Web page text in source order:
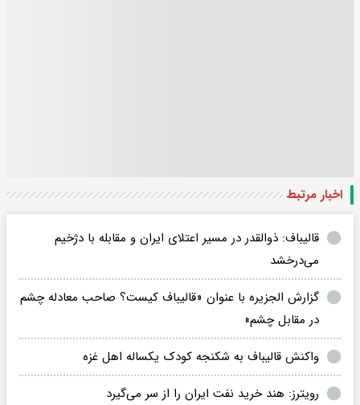
اخبار مرتبط
قالیباف: ذوالقدر در مسیر اعتلای ایران و مقابله با دژخیم
می‌درخشد
گزارش الجزیره با عنوان «قالیباف کیست؟ صاحب معادله چشم
در مقابل چشم»
واکنش قالیباف به شکنجه کودک یکساله اهل غزه
رویترز: هند خرید نفت ایران را از سر می‌گیرد